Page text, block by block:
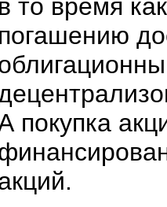
в то время
погашению
покупка